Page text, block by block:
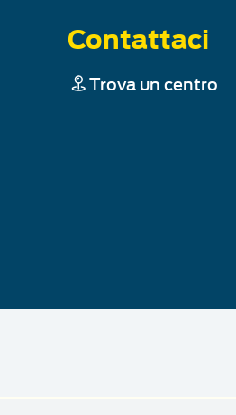
Contattaci
Trova un centro